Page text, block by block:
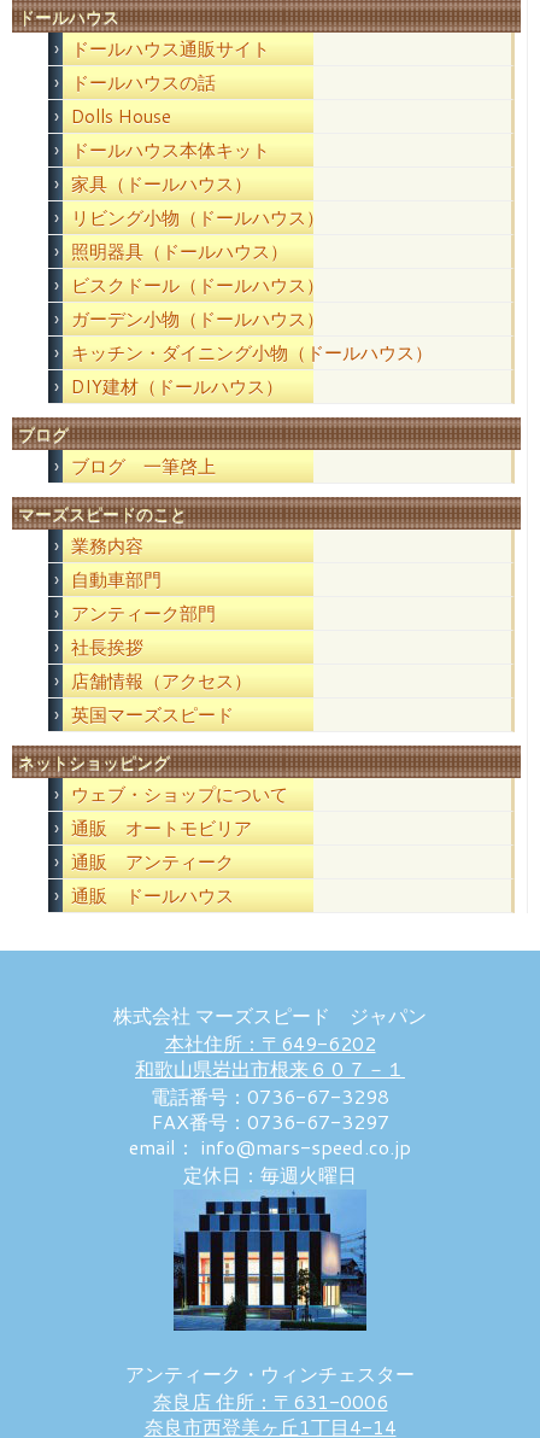
ドールハウス
ドールハウス通販サイト
ドールハウスの話
Dolls House
ドールハウス本体キット
家具（ドールハウス）
リビング小物（ドールハウス）
照明器具（ドールハウス）
ビスクドール（ドールハウス）
ガーデン小物（ドールハウス）
キッチン・ダイニング小物（ドールハウス）
DIY建材（ドールハウス）
ブログ
ブログ 一筆啓上
マーズスピードのこと
業務内容
自動車部門
アンティーク部門
社長挨拶
店舗情報（アクセス）
英国マーズスピード
ネットショッピング
ウェブ・ショップについて
通販 オートモビリア
通販 アンティーク
通販 ドールハウス
株式会社 マーズスピード ジャパン
本社住所：〒649-6202
和歌山県岩出市根来６０７－１
電話番号：0736-67-3298
FAX番号：0736-67-3297
email： info@mars-speed.co.jp
定休日：毎週火曜日
アンティーク・ウィンチェスター
奈良店 住所：〒631-0006
奈良市西登美ヶ丘1丁目4-14